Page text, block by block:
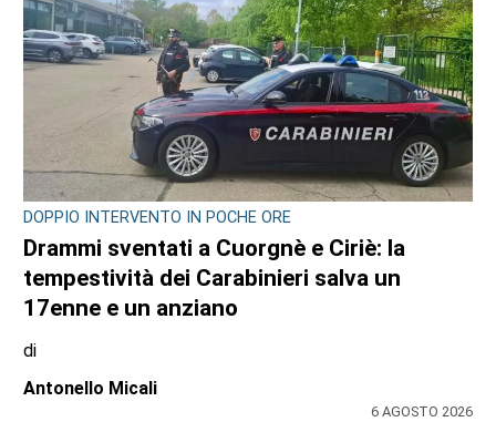
DOPPIO INTERVENTO IN POCHE ORE
Drammi sventati a Cuorgnè e Ciriè: la
tempestività dei Carabinieri salva un
17enne e un anziano
di
Antonello Micali
6 AGOSTO 2026